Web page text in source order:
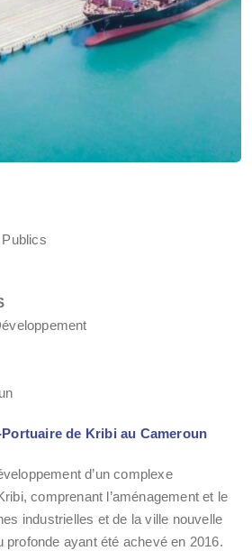
de Kribi au Cameroun
d’un complexe
comprenant l’aménagement et le
industrielles et de la ville nouvelle
profonde ayant été achevé en 2016.